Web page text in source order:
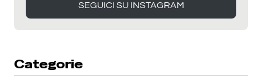
SEGUICI SU INSTAGRAM
Categorie